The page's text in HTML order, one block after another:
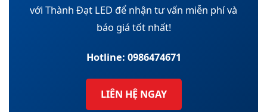
với Thành Đạt LED để nhận tư vấn miễn phí và
báo giá tốt nhất!
Hotline: 0986474671
LIÊN HỆ NGAY